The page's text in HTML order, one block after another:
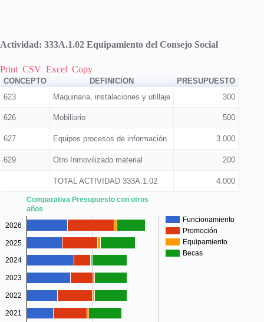
Actividad: 333A.1.02 Equipamiento del Consejo Social
Print CSV Excel Copy
CONCEPTO DEFINICION
PRESUPUESTO
623
Maquinaria, instalaciones y utillaje 300
626 Mobiliario 500
627 Equipos procesos de información 3.000
629 Otro Inmovilizado material 200
TOTAL ACTIVIDAD 333A.1.02 4.000
Comparativa Presupuesto con otros
años
Funcionamiento
Promoción
Equipamiento
Becas
2026
2025
2024
2023
2022
2021